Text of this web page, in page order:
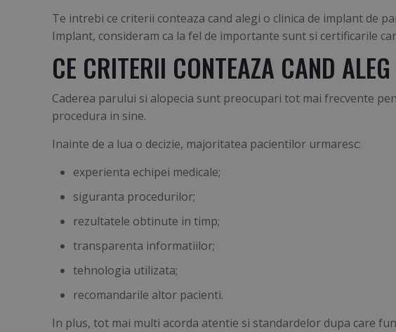
Te intrebi ce criterii conteaza cand alegi o clinica de implant de
Implant, consideram ca la fel de importante sunt si certificarile
CE CRITERII CONTEAZA CAND
Caderea parului si alopecia sunt preocupari tot mai frecvente
procedura in sine.
Inainte de a lua o decizie, majoritatea pacientilor urmaresc:
experienta echipei medicale;
siguranta procedurilor;
rezultatele obtinute in timp;
transparenta informatiilor;
tehnologia utilizata;
recomandarile altor pacienti.
In plus, tot mai multi acorda atentie si standardelor dupa care